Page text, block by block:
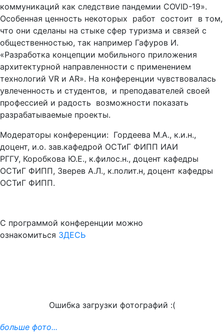
коммуникаций как следствие пандемии COVID-19».
Особенная ценность некоторых работ состоит в том,
что они сделаны на стыке сфер туризма и связей с
общественностью, так например Гафуров И.
«Разработка концепции мобильного приложения
архитектурной направленности с применением
технологий VR и AR». На конференции чувствовалась
увлеченность и студентов, и преподавателей своей
профессией и радость возможности показать
разрабатываемые проекты.
Модераторы конференции: Гордеева М.А., к.и.н.,
доцент, и.о. зав.кафедрой ОСТиГ ФИПП ИАИ
РГГУ, Коробкова Ю.Е., к.филос.н., доцент кафедры
ОСТиГ ФИПП, Зверев А.Л., к.полит.н, доцент кафедры
ОСТиГ ФИПП.
С программой конференции можно
ознакомиться ЗДЕСЬ
Ошибка загрузки фотографий :(
больше фото...